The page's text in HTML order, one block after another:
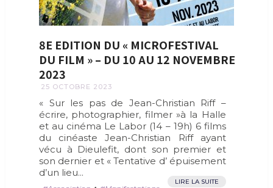
8E EDITION DU « MICROFESTIVAL
DU FILM » – DU 10 AU 12 NOVEMBRE
2023
25 OCTOBRE 2023
« Sur les pas de Jean-Christian Riff –
écrire, photographier, filmer »à la Halle
et au cinéma Le Labor (14 – 19h) 6 films
du cinéaste Jean-Christian Riff ayant
vécu à Dieulefit, dont son premier et
son dernier et « Tentative d’ épuisement
d’un lieu...
LIRE LA SUITE